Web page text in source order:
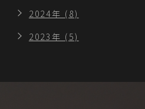
2024年 (8)
2023年 (5)